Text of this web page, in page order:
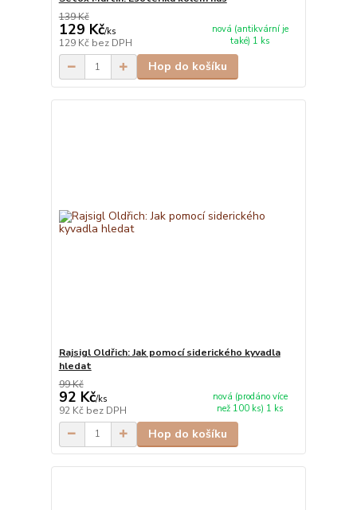
139 Kč
129 Kč/ks
129 Kč bez DPH
nová (antikvární je
také) 1 ks
Hop do košíku
Rajsigl Oldřich: Jak pomocí siderického kyvadla
hledat
99 Kč
92 Kč/ks
92 Kč bez DPH
nová (prodáno více
než 100 ks) 1 ks
Hop do košíku